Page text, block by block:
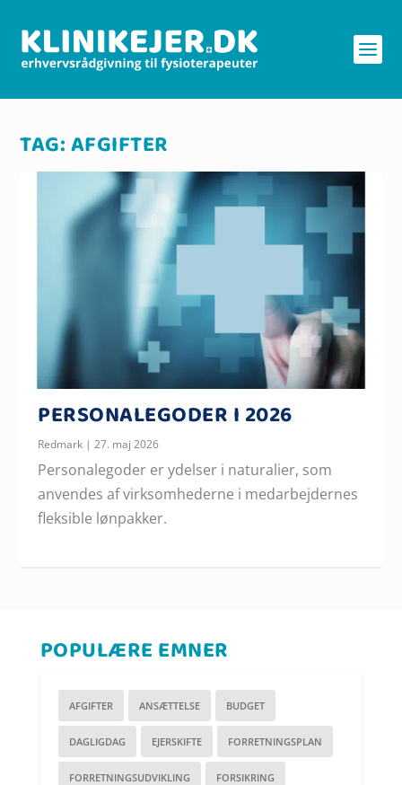
TAG:AFGIFTER
PERSONALEGODER I 2026
Redmark |27. maj 2026
Personalegoder er ydelser i naturalier, som
anvendes af virksomhederne i medarbejdernes
fleksible lønpakker.
POPULÆRE EMNER
AFGIFTER ANSÆTTELSE BUDGET
DAGLIGDAG EJERSKIFTE FORRETNINGSPLAN
FORRETNINGSUDVIKLING FORSIKRING